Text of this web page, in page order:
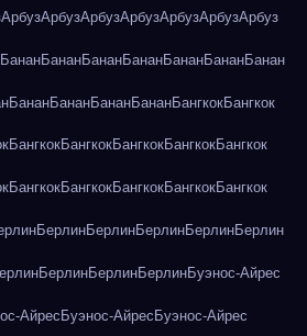
АрбузАрбузАрбузАрбузАрбузАрбузАрбуз
БананБананБананБананБананБананБанан
БананБананБананБананБангкокБангкок
БангкокБангкокБангкокБангкокБангкок
БангкокБангкокБангкокБангкокБангкок
БерлинБерлинБерлинБерлинБерлин
БерлинБерлинБерлинБуэнос-Айрес
АйресБуэнос-АйресБуэнос-Айрес